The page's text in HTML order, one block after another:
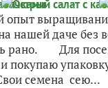
опыт
нашей даче без
рано. Для
покупаю
семена сею...